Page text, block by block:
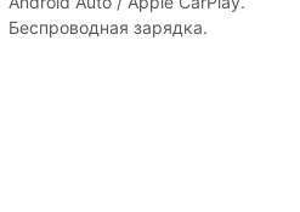
Беспроводная зарядка.